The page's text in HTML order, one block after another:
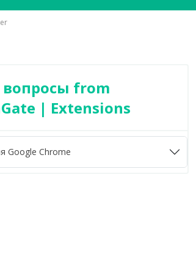
from
| Extensions
Google Chrome